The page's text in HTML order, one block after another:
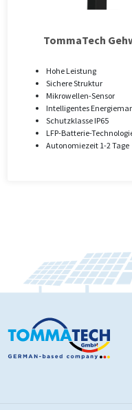
TommaTech
Hohe Leistung
Sichere Struktur
Mikrowellen-Sensor
Intelligentes
Schutzklasse IP65
LFP-Batterie-
Autonomiezeit 1-2 Tage